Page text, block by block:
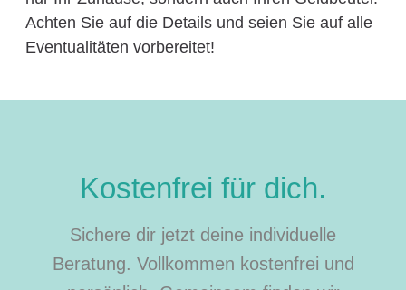
Achten Sie auf die Details und seien Sie auf alle
Eventualitäten vorbereitet!
Kostenfrei für dich.
Sichere dir jetzt deine individuelle
Beratung. Vollkommen kostenfrei und